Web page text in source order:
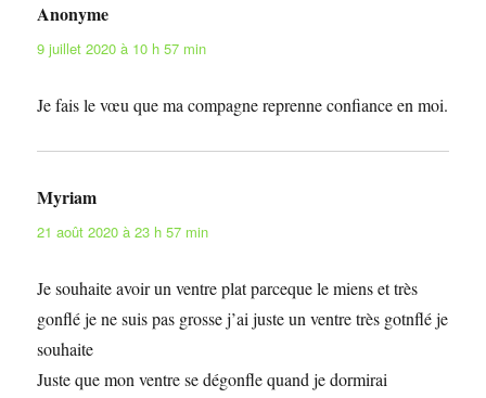
Anonyme
9 juillet 2020 à 10 h 57 min
Je fais le vœu que ma compagne reprenne confiance en moi.
Myriam
21 août 2020 à 23 h 57 min
Je souhaite avoir un ventre plat parceque le miens et très
gonflé je ne suis pas grosse j’ai juste un ventre très gotnflé je
souhaite
Juste que mon ventre se dégonfle quand je dormirai